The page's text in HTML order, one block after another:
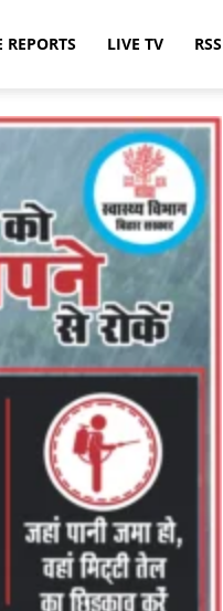
REPORTS LIVE TV RSS